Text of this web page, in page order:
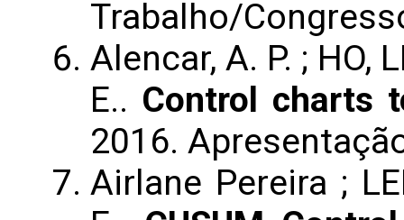
Trabalho/
Alencar, A. P. ; HO,
E.. Control charts
2016.
Airlane Pereira ;